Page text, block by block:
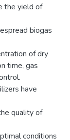
the yield of
biogas
of dry
time, gas
have
quality of
conditions